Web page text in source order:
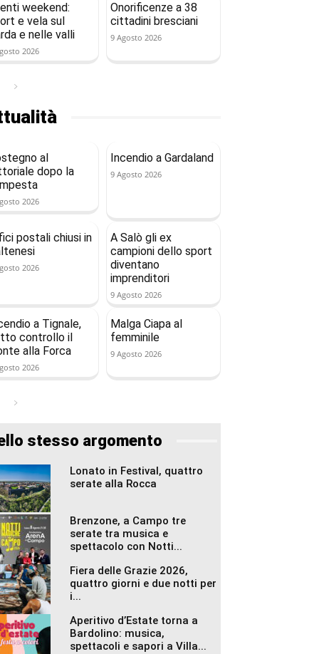
weekend:
e vela sul
e nelle valli
2026
Onorificenze a 38
cittadini bresciani
9 Agosto 2026
al
dopo la
2026
Incendio a Gardaland
9 Agosto 2026
postali chiusi in
2026
A Salò gli ex
campioni dello sport
diventano
imprenditori
9 Agosto 2026
a Tignale,
controllo il
alla Forca
2026
Malga Ciapa al
femminile
9 Agosto 2026
stesso argomento
Lonato in Festival, quattro
serate alla Rocca
Brenzone, a Campo tre
serate tra musica e
spettacolo con Notti...
Fiera delle Grazie 2026,
quattro giorni e due notti per
i...
Aperitivo d’Estate torna a
Bardolino: musica,
spettacoli e sapori a Villa...